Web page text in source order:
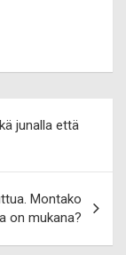
junalla että
Montako
on mukana?